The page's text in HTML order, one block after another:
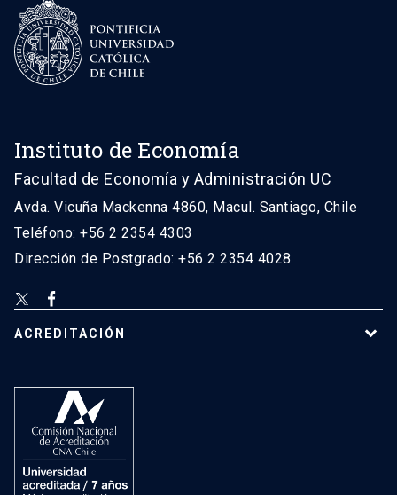
Instituto de Economía
Facultad de Economía y Administración UC
Avda. Vicuña Mackenna 4860, Macul. Santiago, Chile
Teléfono: +56 2 2354 4303
Dirección de Postgrado: +56 2 2354 4028
ACREDITACIÓN